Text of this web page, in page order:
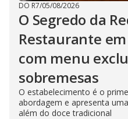
DO R7/05/08/2026
O Segredo da
Restaurante
com menu
sobremesas
O estabelecimento é o
abordagem e apresenta
além do doce tradicional